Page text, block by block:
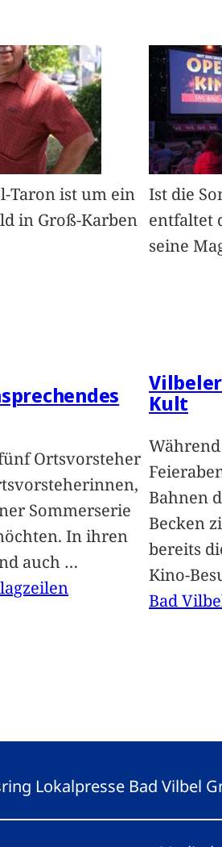
Taron ist um ein
in Groß-Karben
Ortsvorsteher
Sommerserie
In ihren
auch …
Ist die
entfaltet
seine
Kult
Bahnen
Becken
bereits
Kino-
Bad
Lokalpresse Bad Vilbel